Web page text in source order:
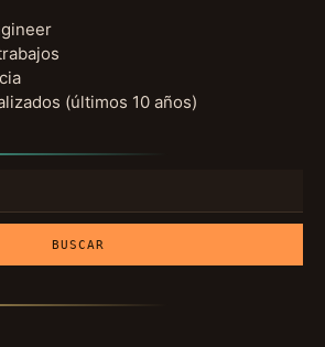
(últimos 10 años)